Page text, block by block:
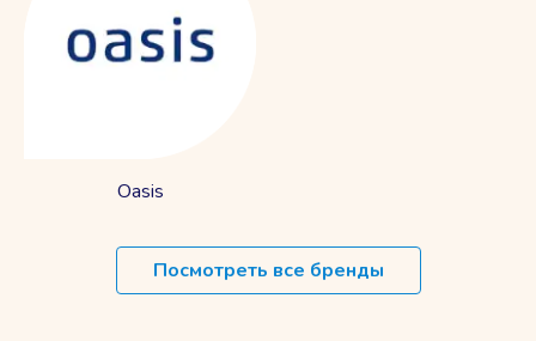
Oasis
Посмотреть все бренды